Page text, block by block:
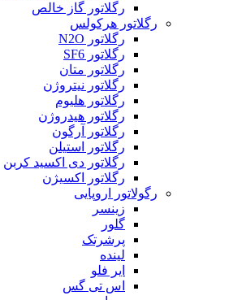
رگلاتور گاز خالص
رگلاتور هرکولس
رگلاتور N2O
رگلاتور SF6
رگلاتور متان
رگلاتور نیتروژن
رگلاتور هلیوم
رگلاتور هیدروژن
رگلاتور آرگون
رگلاتور استیلن
رگلاتور دی اکسید کربن
رگلاتور اکسیژن
رگولاتور اروپایی
زینسر
گلور
پرشرتک
لینده
ایر فلو
اس تی گس